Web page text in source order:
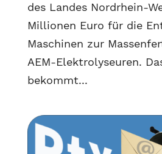
des Landes Nordrhein-
Millionen Euro für die
Maschinen zur
AEM-Elektrolyseuren.
bekommt...